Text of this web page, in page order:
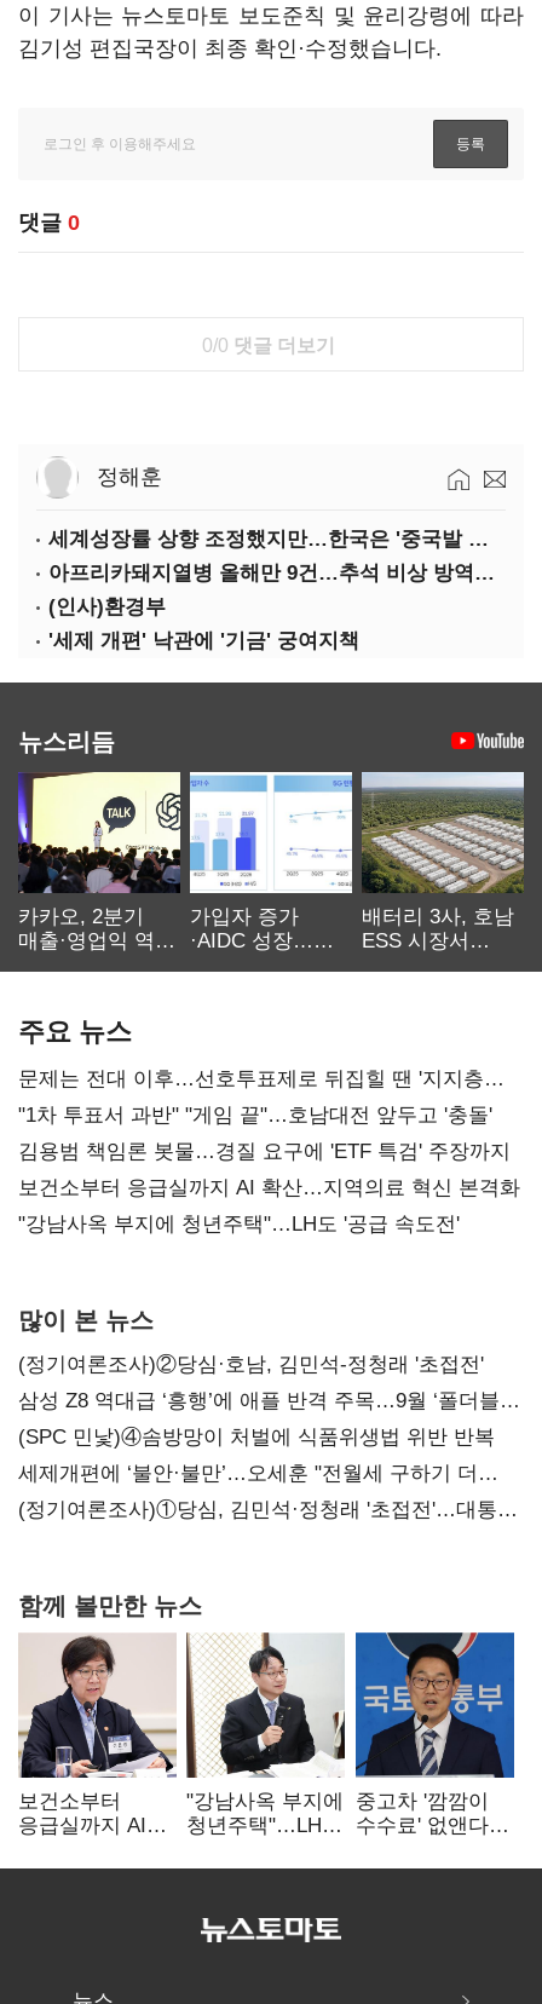
이 기사는 뉴스토마토 보도준칙 및 윤리강령에 따라
김기성 편집국장이 최종 확인·수정했습니다.
댓글 0
0/0 댓글 더보기
정해훈
세계성장률 상향 조정했지만…한국은 '중국발 살얼음판'
아프리카돼지열병 올해만 9건…추석 비상 방역에 '총력'
(인사)환경부
'세제 개편' 낙관에 '기금' 궁여지책
뉴스리듬
카카오, 2분기
매출·영업익 역대
가입자 증가
·AIDC 성장…
배터리 3사, 호남
ESS 시장서
주요 뉴스
문제는 전대 이후…선호투표제로 뒤집힐 땐 '지지층
불복'
"1차 투표서 과반" "게임 끝"…호남대전 앞두고 '충돌'
김용범 책임론 봇물…경질 요구에 'ETF 특검' 주장까지
보건소부터 응급실까지 AI 확산…지역의료 혁신 본격화
"강남사옥 부지에 청년주택"…LH도 '공급 속도전'
많이 본 뉴스
(정기여론조사)②당심·호남, 김민석-정청래 '초접전'
삼성 Z8 역대급 ‘흥행’에 애플 반격 주목…9월 ‘폴더블
대전’
(SPC 민낯)④솜방망이 처벌에 식품위생법 위반 반복
세제개편에 ‘불안·불만’…오세훈 "전월세 구하기 더
힘들어질 것"
(정기여론조사)①당심, 김민석·정청래 '초접전'…대통령
함께 볼만한 뉴스
보건소부터
응급실까지 AI
혁신 본격화
"강남사옥 부지에
청년주택"…LH도
중고차 '깜깜이
수수료' 없앤다…
생기면 환불